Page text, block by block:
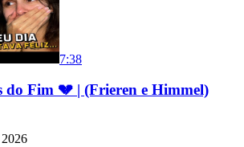
7:38
do Fim 💔 | (Frieren e Himmel)